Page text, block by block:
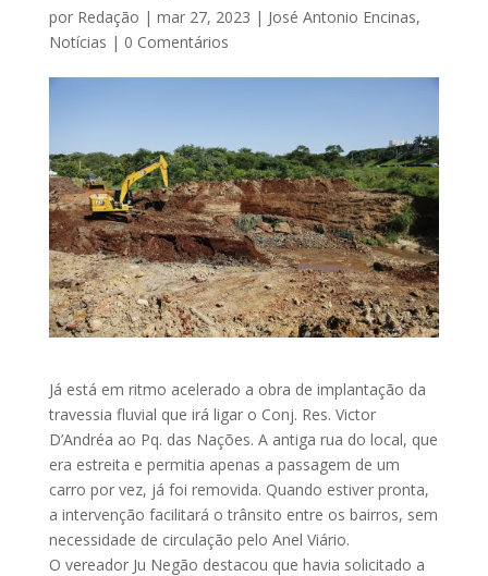
por Redação | mar 27, 2023 | José Antonio Encinas,
Notícias | 0 Comentários
Já está em ritmo acelerado a obra de implantação da
travessia fluvial que irá ligar o Conj. Res. Victor
D’Andréa ao Pq. das Nações. A antiga rua do local, que
era estreita e permitia apenas a passagem de um
carro por vez, já foi removida. Quando estiver pronta,
a intervenção facilitará o trânsito entre os bairros, sem
necessidade de circulação pelo Anel Viário.
O vereador Ju Negão destacou que havia solicitado a